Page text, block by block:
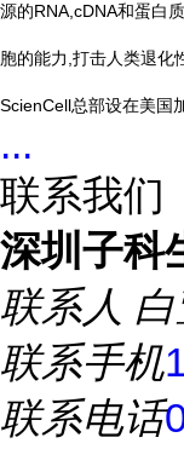
源的RNA,cDNA和蛋白
胞的能力,打击人类退化
ScienCell总部设在美国
...
联系我们
深圳子科
联系人
联系手机
联系电话